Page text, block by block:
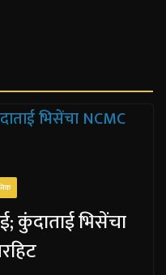
कुंदाताई भिसेंचा